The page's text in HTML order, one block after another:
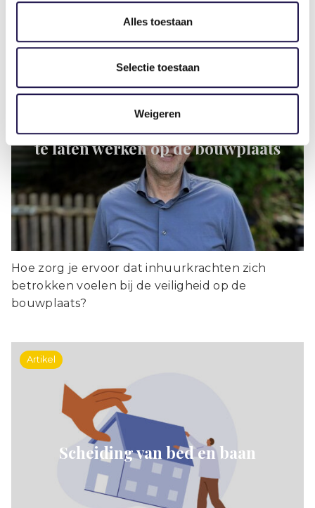
Alles toestaan
Selectie toestaan
Weigeren
Artikel
3 lessen om inhuurkrachten veiliger
te laten werken op de bouwplaats
Hoe zorg je ervoor dat inhuurkrachten zich
betrokken voelen bij de veiligheid op de
bouwplaats?
Artikel
Scheiding van bed en baan